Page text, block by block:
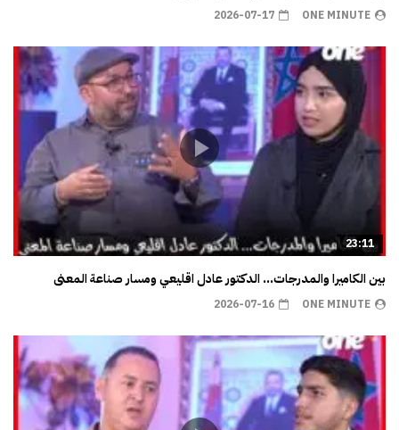
ONE MINUTE
2026-07-17
23:11
بين الكاميرا والمدرجات… الدكتور عادل اقليعي ومسار صناعة المعنى
ONE MINUTE
2026-07-16